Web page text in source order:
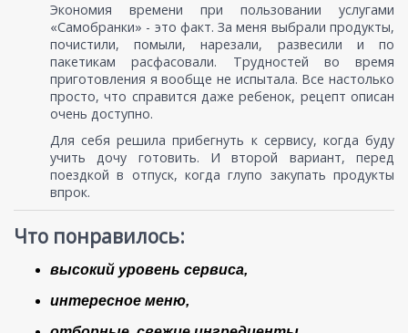
Экономия времени при пользовании услугами
«Самобранки» - это факт. За меня выбрали продукты,
почистили, помыли, нарезали, развесили и по
пакетикам расфасовали. Трудностей во время
приготовления я вообще не испытала. Все настолько
просто, что справится даже ребенок, рецепт описан
очень доступно.
Для себя решила прибегнуть к сервису, когда буду
учить дочу готовить. И второй вариант, перед
поездкой в отпуск, когда глупо закупать продукты
впрок.
Что понравилось:
высокий уровень сервиса,
интересное меню,